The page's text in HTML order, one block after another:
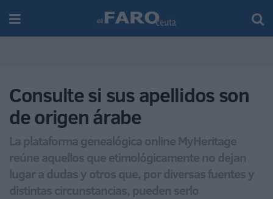
Consulte si sus apellidos son
de origen árabe
La plataforma genealógica online MyHeritage
reúne aquellos que etimológicamente no dejan
lugar a dudas y otros que, por diversas fuentes y
distintas circunstancias, pueden serlo